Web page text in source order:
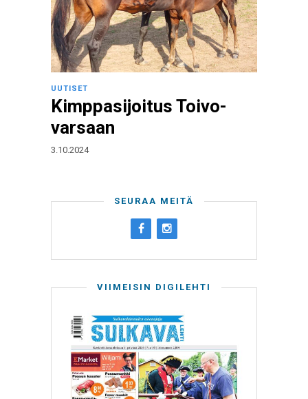
UUTISET
Kimppasijoitus Toivo-
varsaan
3.10.2024
SEURAA MEITÄ
VIIMEISIN DIGILEHTI